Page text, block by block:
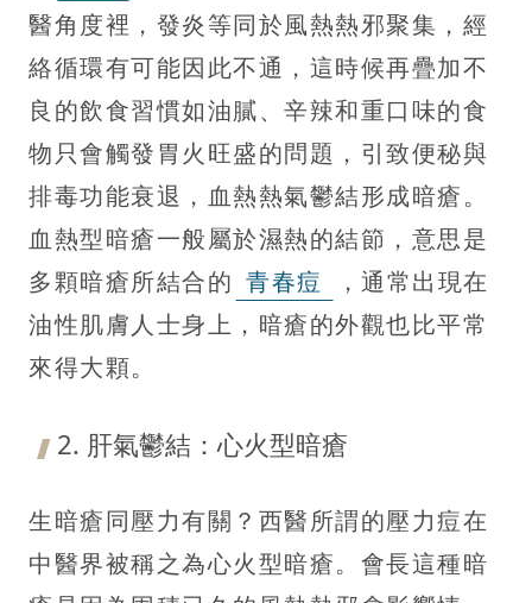
醫角度裡，發炎等同於風熱熱邪聚集，經
絡循環有可能因此不通，這時候再疊加不
良的飲食習慣如油膩、辛辣和重口味的食
物只會觸發胃火旺盛的問題，引致便秘與
排毒功能衰退，血熱熱氣鬱結形成暗瘡。
血熱型暗瘡一般屬於濕熱的結節，意思是
多顆暗瘡所結合的 青春痘
，通常出現在
油性肌膚人士身上，暗瘡的外觀也比平常
來得大顆。
2. 肝氣鬱結：心火型暗瘡
生暗瘡同壓力有關？西醫所謂的壓力痘在
中醫界被稱之為心火型暗瘡。會長這種暗